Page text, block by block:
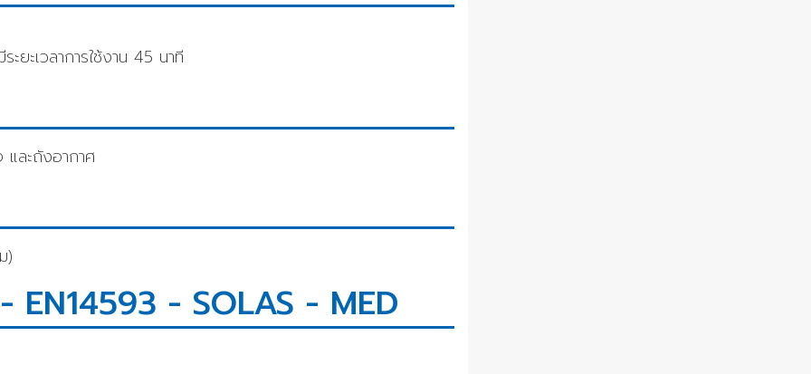
ะเวลาการใช้งาน 45 นาที
ละถังอากาศ
)
EN14593 - SOLAS - MED